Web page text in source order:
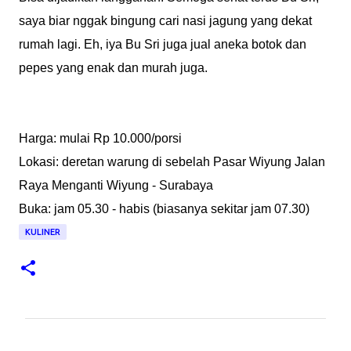
saya biar nggak bingung cari nasi jagung yang dekat
rumah lagi. Eh, iya Bu Sri juga jual aneka botok dan
pepes yang enak dan murah juga.
Harga: mulai Rp 10.000/porsi
Lokasi: deretan warung di sebelah Pasar Wiyung Jalan
Raya Menganti Wiyung - Surabaya
Buka: jam 05.30 - habis (biasanya sekitar jam 07.30)
KULINER